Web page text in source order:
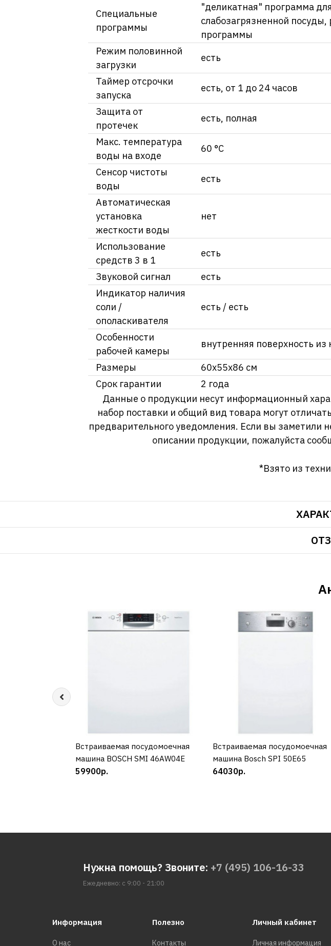
Специальные
программы
"деликатная" программа
слабозагрязненной
программы
Режим половинной
загрузки
есть
Таймер отсрочки
запуска
есть, от 1 до 24 часов
Защита от
протечек
есть, полная
Макс. температура
воды на входе
60 °C
Сенсор чистоты
воды
есть
Автоматическая
установка
жесткости воды
нет
Использование
средств 3 в 1
есть
Звуковой сигнал
есть
Индикатор наличия
соли /
ополаскивателя
есть / есть
Особенности
рабочей камеры
внутренняя поверхность
Размеры
60x55x86 см
Срок гарантии
2 года
Данные о продукции несут информационный
набор поставки и общий вид товара могут
предварительного уведомления. Если вы
описании продукции, пожалуйста
*Взято из
КУПИТЬ
Встраиваемая посудомоечная
машина BOSCH SMI 46AW04E
59900р.
КУПИТЬ
Встраиваемая посудомоечная
машина Bosch SPI 50E65
64030р.
Нужна помощь? Звоните: +7 (495) 106-16-33
Ежедневно: с 9:00 - 21:00
Информация
О нас
Полезно
Контакты
Личный кабинет
Личная информация